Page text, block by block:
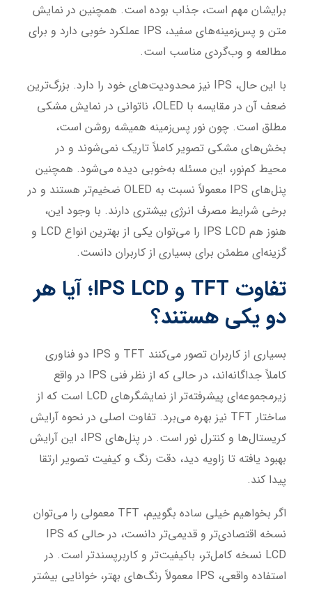
برایشان مهم است، جذاب بوده است. همچنین در نمایش
متن و پس‌زمینه‌های سفید، IPS عملکرد خوبی دارد و برای
مطالعه و وب‌گردی مناسب است.
با این حال، IPS نیز محدودیت‌های خود را دارد. بزرگ‌ترین
ضعف آن در مقایسه با OLED، ناتوانی در نمایش مشکی
مطلق است. چون نور پس‌زمینه همیشه روشن است،
بخش‌های مشکی تصویر کاملاً تاریک نمی‌شوند و در
محیط کم‌نور، این مسئله به‌خوبی دیده می‌شود. همچنین
پنل‌های IPS معمولاً نسبت به OLED ضخیم‌تر هستند و در
برخی شرایط مصرف انرژی بیشتری دارند. با وجود این،
هنوز هم IPS LCD را می‌توان یکی از بهترین انواع LCD و
گزینه‌ای مطمئن برای بسیاری از کاربران دانست.
تفاوت TFT و IPS LCD؛ آیا هر
دو یکی هستند؟
بسیاری از کاربران تصور می‌کنند TFT و IPS دو فناوری
کاملاً جداگانه‌اند، در حالی که از نظر فنی IPS در واقع
زیرمجموعه‌ای پیشرفته‌تر از نمایشگرهای LCD است که از
ساختار TFT نیز بهره می‌برد. تفاوت اصلی در نحوه آرایش
کریستال‌ها و کنترل نور است. در پنل‌های IPS، این آرایش
بهبود یافته تا زاویه دید، دقت رنگ و کیفیت تصویر ارتقا
پیدا کند.
اگر بخواهیم خیلی ساده بگوییم، TFT معمولی را می‌توان
نسخه اقتصادی‌تر و قدیمی‌تر دانست، در حالی که IPS
LCD نسخه کامل‌تر، باکیفیت‌تر و کاربرپسندتر است. در
استفاده واقعی، IPS معمولاً رنگ‌های بهتر، خوانایی بیشتر